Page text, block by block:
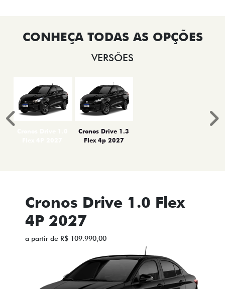
VERSÕES
Cronos Drive 1.3
Flex 4p 2027
Anterior
Cronos Drive 1.0 Flex
4P 2027
a partir de R$ 109.990,00